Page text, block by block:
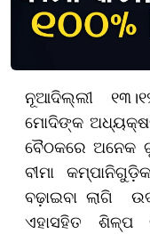
ନୂଆଦିଲ୍ଲୀ
ମୋଦିଙ୍କ
ବୈଠକରେ ଅନେକ
ବୀମା
ବଢ଼ାଇବା ଲାଗି
ଏହାସହିତ ଶିଳ୍ପ